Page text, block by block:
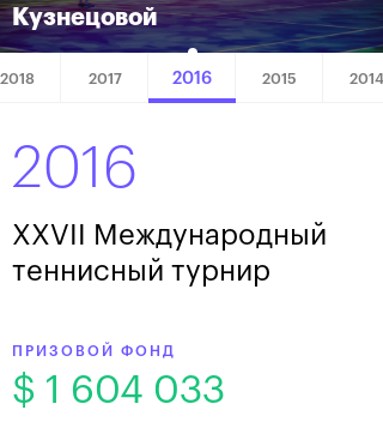
Кузнецовой
2018 2017 2016 2015 2014
2016
XXVII Международный
теннисный турнир
ПРИЗОВОЙ ФОНД
$ 1 604 033